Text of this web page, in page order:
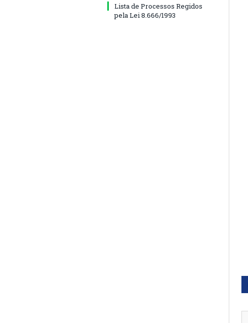
Lista de Processos Regidos
pela Lei 8.666/1993